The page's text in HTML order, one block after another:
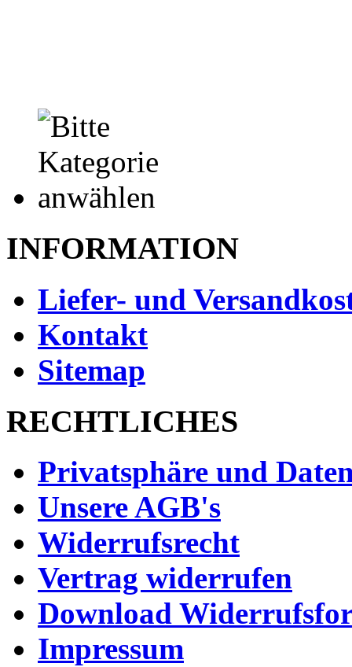
INFORMATION
Liefer- und
Kontakt
Sitemap
RECHTLICHES
Privatsphäre und
Unsere AGB's
Widerrufsrecht
Vertrag widerrufen
Download
Impressum